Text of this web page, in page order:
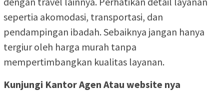
sepertia akomodasi, transportasi, dan
pendampingan ibadah. Sebaiknya jangan hanya
tergiur oleh harga murah tanpa
mempertimbangkan kualitas layanan.
Kunjungi Kantor Agen Atau website nya